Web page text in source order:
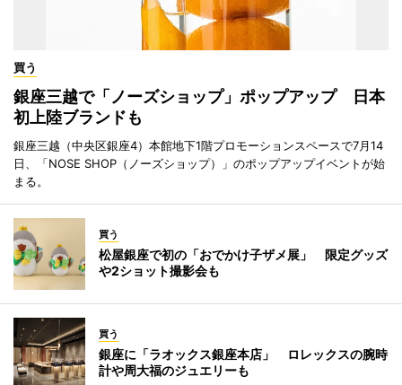
買う
銀座三越で「ノーズショップ」ポップアップ 日本
初上陸ブランドも
銀座三越（中央区銀座4）本館地下1階プロモーションスペースで7月14
日、「NOSE SHOP（ノーズショップ）」のポップアップイベントが始
まる。
買う
松屋銀座で初の「おでかけ子ザメ展」 限定グッズ
や2ショット撮影会も
買う
銀座に「ラオックス銀座本店」 ロレックスの腕時
計や周大福のジュエリーも